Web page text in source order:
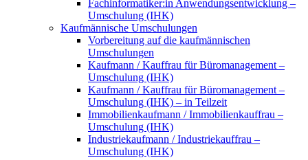
Fachinformatiker:in Anwendungsentwicklung –
Umschulung (IHK)
Kaufmännische Umschulungen
Vorbereitung auf die kaufmännischen
Umschulungen
Kaufmann / Kauffrau für Büromanagement –
Umschulung (IHK)
Kaufmann / Kauffrau für Büromanagement –
Umschulung (IHK) – in Teilzeit
Immobilienkaufmann / Immobilienkauffrau –
Umschulung (IHK)
Industriekaufmann / Industriekauffrau –
Umschulung (IHK)